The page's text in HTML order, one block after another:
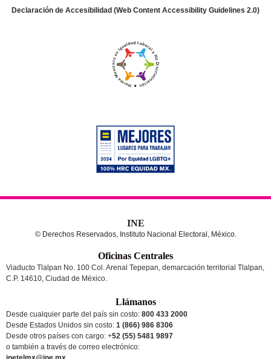
Declaración de Accesibilidad (Web Content Accessibility Guidelines 2.0)
INE
© Derechos Reservados, Instituto Nacional Electoral, México.
Oficinas Centrales
Viaducto Tlalpan No. 100 Col. Arenal Tepepan, demarcación territorial Tlalpan,
C.P. 14610, Ciudad de México.
Llámanos
Desde cualquier parte del país sin costo: 800 433 2000
Desde Estados Unidos sin costo: 1 (866) 986 8306
Desde otros países con cargo: +52 (55) 5481 9897
o también a través de correo electrónico: